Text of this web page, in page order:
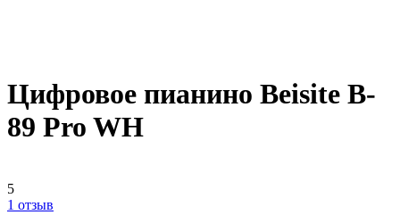
Цифровое пианино Beisite B-
89 Pro WH
5
1 отзыв